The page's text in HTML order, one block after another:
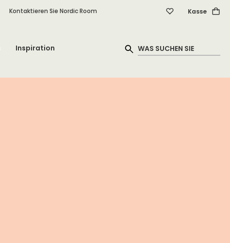
Kontaktieren Sie Nordic Room Kasse
Inspiration